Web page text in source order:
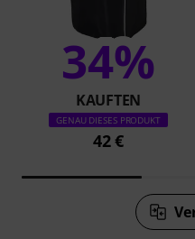
34%
KAUFTEN
GENAU DIESES PRODUKT
42 €